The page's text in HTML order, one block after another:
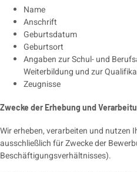
Name
Anschrift
Geburtsdatum
Geburtsort
Angaben zur Schul- und
Weiterbildung und zur
Zeugnisse
Zwecke der Erhebung und
Wir erheben, verarbeiten und nutzen
ausschließlich für Zwecke der
Beschäftigungsverhältnisses).